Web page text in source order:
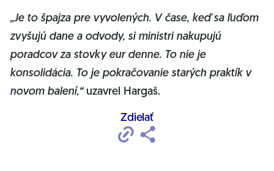
„Je to špajza pre vyvolených. V čase, keď sa ľuďom
zvyšujú dane a odvody, si ministri nakupujú
poradcov za stovky eur denne. To nie je
konsolidácia. To je pokračovanie starých praktík v
novom balení,“uzavrel Hargaš.
Zdielať